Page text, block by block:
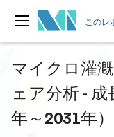
このレ
マイクロ灌
ェア分析 -
年～2031年）